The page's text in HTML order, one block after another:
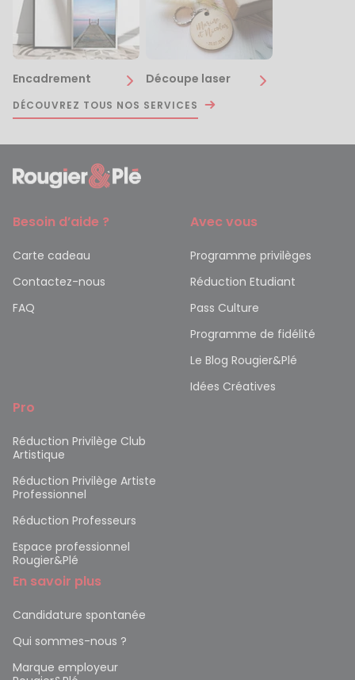
Encadrement Découpe laser
DÉCOUVREZ TOUS NOS SERVICES
Besoin d’aide ?
Carte cadeau
Contactez-nous
FAQ
Avec vous
Programme privilèges
Réduction Etudiant
Pass Culture
Programme de fidélité
Le Blog Rougier&Plé
Idées Créatives
Pro
Réduction Privilège Club
Artistique
Réduction Privilège Artiste
Professionnel
Réduction Professeurs
Espace professionnel
Rougier&Plé
En savoir plus
Candidature spontanée
Qui sommes-nous ?
Marque employeur